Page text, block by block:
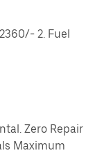
2. Fuel
Zero Repair
Maximum